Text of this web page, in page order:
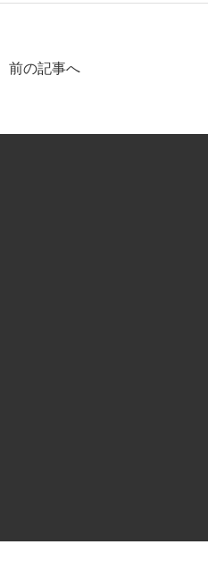
前の記事へ